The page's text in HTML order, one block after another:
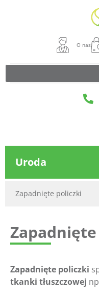
O nas
Uroda
Zapadnięte policzki
Zapadnięte policzki
tkanki tłuszczowej